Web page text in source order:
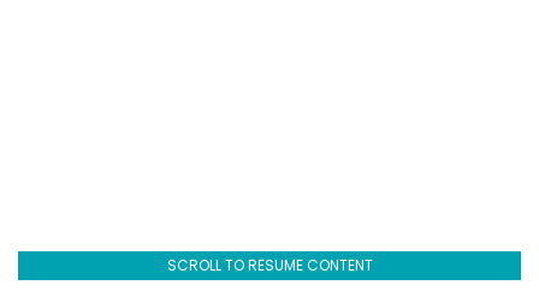
SCROLL TO RESUME CONTENT